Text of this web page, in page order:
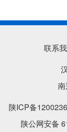
联系
陕ICP备
陕公网安备